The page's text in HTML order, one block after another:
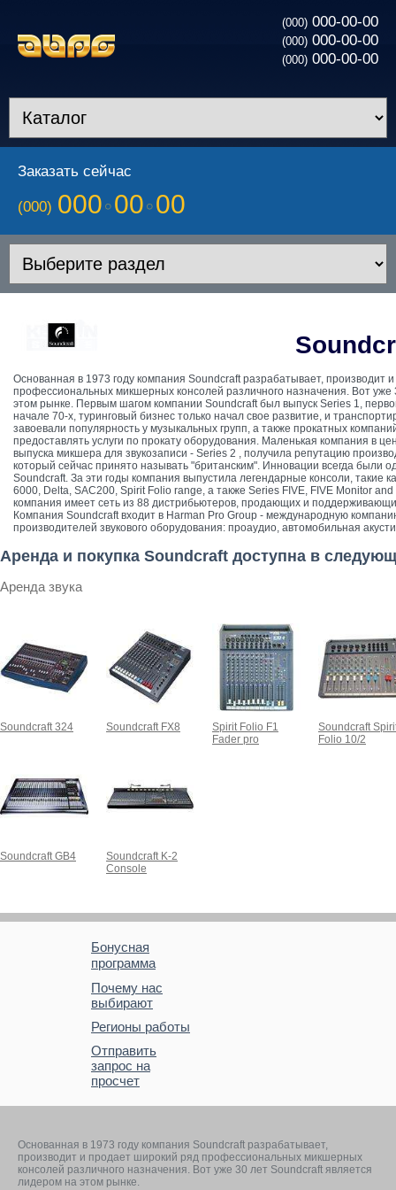
(000) 000-00-00
(000) 000-00-00
(000) 000-00-00
Заказать сейчас
(000) 000 00 00
Основанная в 1973 году компания Soundcraft разрабатывает, производит
профессиональных микшерных консолей различного назначения. Вот
этом рынке. Первым шагом компании Soundcraft был выпуск Series 1,
начале 70-х, туринговый бизнес только начал свое развитие, и
завоевали популярность у музыкальных групп, а также прокатных
предоставлять услуги по прокату оборудования. Маленькая компания в
выпуска микшера для звукозаписи - Series 2 , получила репутацию
который сейчас принято называть "британским". Инновации всегда были
Soundcraft. За эти годы компания выпустила легендарные консоли, такие
6000, Delta, SAC200, Spirit Folio range, а также Series FIVE, FIVE Monitor
компания имеет сеть из 88 дистрибьютеров, продающих и
Компания Soundcraft входит в Harman Pro Group - международную
производителей звукового оборудования: проаудио, автомобильная
Аренда и покупка Soundcraft доступна в
Аренда звука
Soundcraft 324 Soundcraft FX8
Spirit Folio F1
Fader pro
Soundcraft
Folio 10/2
Soundcraft GB4
Soundcraft K-2
Console
Бонусная
программа
Почему нас
выбирают
Регионы работы
Отправить
запрос на
просчет
Основанная в 1973 году компания Soundcraft разрабатывает,
производит и продает широкий ряд профессиональных микшерных
консолей различного назначения. Вот уже 30 лет Soundcraft является
лидером на этом рынке.